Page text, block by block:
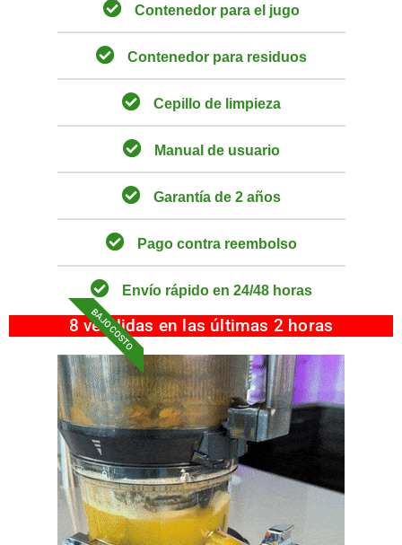
Contenedor para el jugo
Contenedor para residuos
Cepillo de limpieza
Manual de usuario
Garantía de 2 años
Pago contra reembolso
Envío rápido en 24/48 horas
BAJO COSTO
8 vendidas en las últimas 2 horas